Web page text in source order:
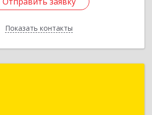
Показать контакты
Назад
Московская обл, Можайский р-н,